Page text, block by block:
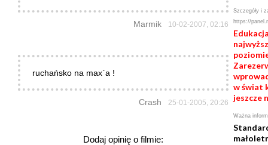
Marmik 10-02-2007, 02:16
ruchańsko na max`a !
Crash 25-01-2005, 20:26
Dodaj opinię o filmie:
Szczegóły i
https://
w świat
jeszcze
Ważna